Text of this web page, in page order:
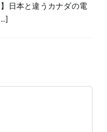
日本と違うカナダの電